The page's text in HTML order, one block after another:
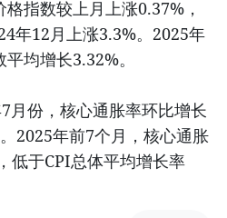
指数较上月上涨0.37%，
年12月上涨3.3%。2025年
均增长3.32%。
月份，核心通胀率环比增长
2025年前7个月，核心通胀
低于CPI总体平均增长率